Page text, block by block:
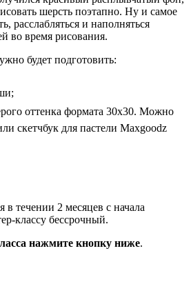
шерсть поэтапно. Ну и самое
расслабляться и наполняться
во время рисования.
будет подготовить:
оттенка формата 30х30. Можно
скетчбук для пастели Maxgoodz
в течении 2 месяцев с начала
классу бессрочный.
нажмите кнопку ниже.